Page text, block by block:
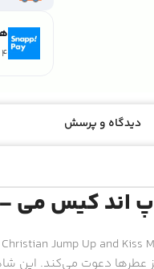
4 قسط ماهانه. بدون سود، چک و ضامن.
دیدگاه و پرسش
اند کیس